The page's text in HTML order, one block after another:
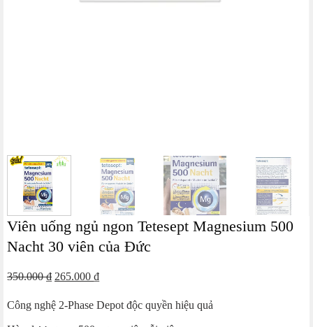
Viên uống ngủ ngon Tetesept Magnesium 500
Nacht 30 viên của Đức
350.000₫ Giá
là:
265.000 ₫Giá
tại
Công nghệ 2-Phase Depot độc quyền hiệu quả